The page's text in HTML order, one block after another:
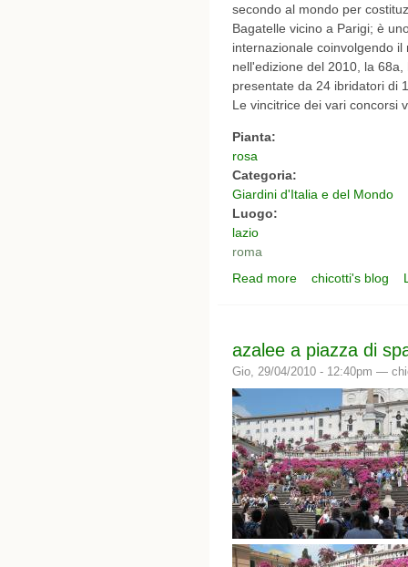
secondo al mondo per
Bagatelle vicino a Parigi; è
internazionale coinvolgendo
nell'edizione del 2010, la
presentate da 24 ibridatori di
Le vincitrice dei vari concorsi
Pianta:
rosa
Categoria:
Giardini d'Italia e del Mondo
Luogo:
lazio
roma
Read more about ROSETO
chicotti's blog
azalee a piazza di
Gio, 29/04/2010 - 12:40pm —